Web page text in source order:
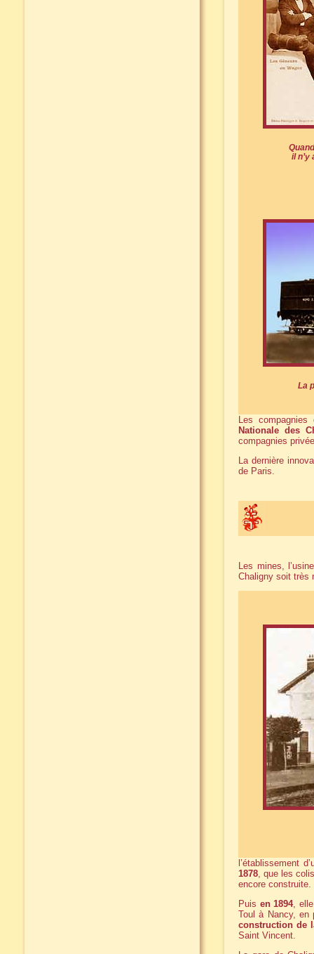
il n’y
La
Les
Nationale des
compagnies
La dernière
de Paris.
Les mines,
Chaligny soit très
l’établissement
1878, que les
encore construite.
Puis en 1894,
Toul à Nancy, en
construction de
Saint Vincent.